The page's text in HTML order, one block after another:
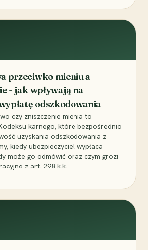
przeciwko mieniu a
- jak wpływają na
odszkodowania
czy zniszczenie mienia to
karnego, które bezpośrednio
uzyskania odszkodowania z
kiedy ubezpieczyciel wypłaca
może go odmówić oraz czym grozi
z art. 298 k.k.